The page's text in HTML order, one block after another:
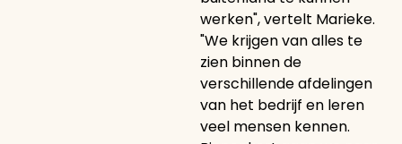
werken", vertelt Marieke.
"We krijgen van alles te
zien binnen de
verschillende afdelingen
van het bedrijf en leren
veel mensen kennen.